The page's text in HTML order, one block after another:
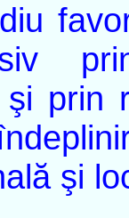
prin
şi